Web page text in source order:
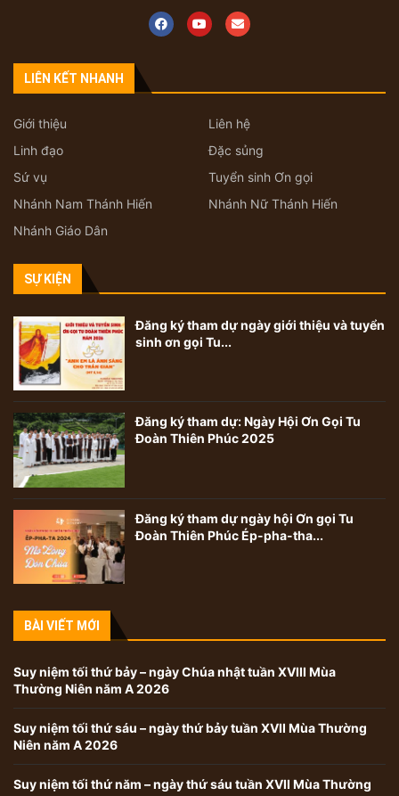
LIÊN KẾT NHANH
Giới thiệu
Liên hệ
Linh đạo
Đặc sủng
Sứ vụ
Tuyển sinh Ơn gọi
Nhánh Nam Thánh Hiến
Nhánh Nữ Thánh Hiến
Nhánh Giáo Dân
SỰ KIỆN
Đăng ký tham dự ngày giới thiệu và tuyển
sinh ơn gọi Tu...
Đăng ký tham dự: Ngày Hội Ơn Gọi Tu
Đoàn Thiên Phúc 2025
Đăng ký tham dự ngày hội Ơn gọi Tu
Đoàn Thiên Phúc Ép-pha-tha...
BÀI VIẾT MỚI
Suy niệm tối thứ bảy – ngày Chúa nhật tuần XVIII Mùa
Thường Niên năm A 2026
Suy niệm tối thứ sáu – ngày thứ bảy tuần XVII Mùa Thường
Niên năm A 2026
Suy niệm tối thứ năm – ngày thứ sáu tuần XVII Mùa Thường